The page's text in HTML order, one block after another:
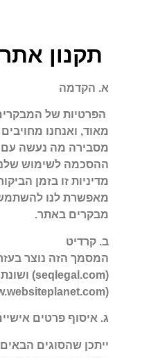
תקנון אתר
א. הקדמה
הפרטיות של
מאוד, ואנחנו
מסבירה מה נעשה עם
ההסכמה לשימוש
מדיניות זו בזמן
מאפשרת לנו
מבקרים באתר.
ב. קרדיט
ג. איסוף פרטים
ייתכן שהסוגים